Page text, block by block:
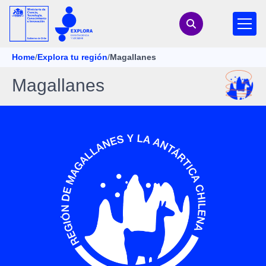
Home/Explora tu región/Magallanes
Magallanes